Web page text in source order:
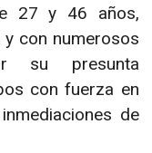
27 y 46 años,
con numerosos
su presunta
con fuerza en
de